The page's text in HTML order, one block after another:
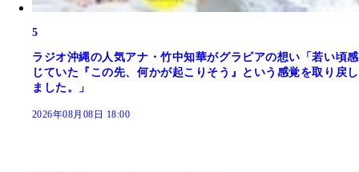
5
ラジオ沖縄の人気アナ・竹中知華がグラビアの想い「若い頃感
じていた『この先、何かが起こりそう』という感覚を取り戻し
ました。」
2026年08月08日 18:00